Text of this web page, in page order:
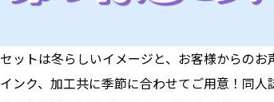
ットは冬らしいイメージと、お客様からのお
ンク、加工共に季節に合わせてご用意！同人